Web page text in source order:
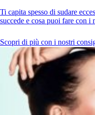
Ti capita spesso di sudare
succede e cosa puoi fare con i
Scopri di più con i nostri